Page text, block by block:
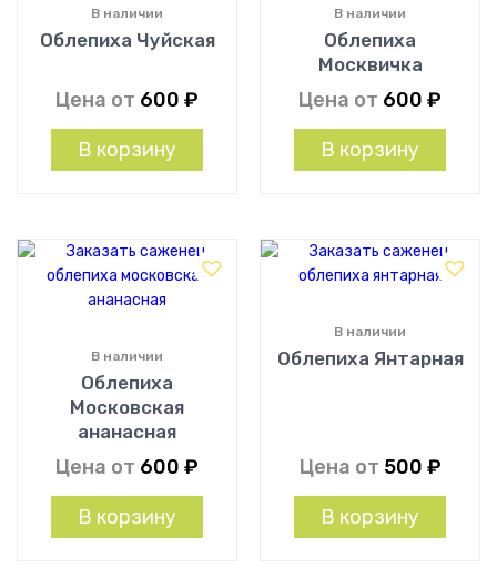
Облепиха Чуйская
В наличии
Цена от 600 ₽
В корзину
Облепиха
Москвичка
В наличии
Цена от 600 ₽
В корзину
Облепиха
Московская
ананасная
В наличии
Цена от 600 ₽
В корзину
Облепиха Янтарная
В наличии
Цена от 500 ₽
В корзину